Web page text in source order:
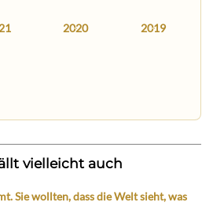
2020 2019
vielleicht auch
Sie wollten, dass die Welt sieht, was